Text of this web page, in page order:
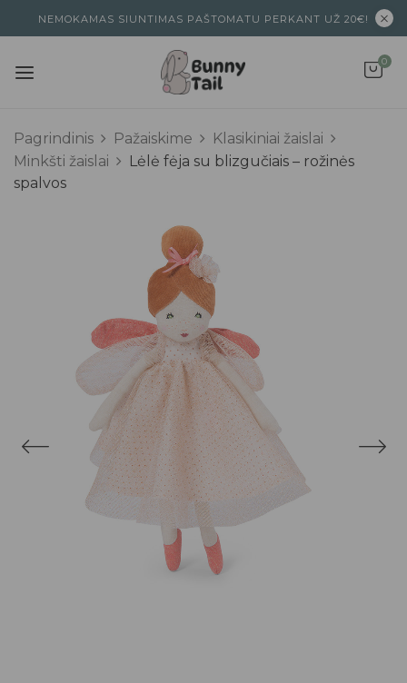
NEMOKAMAS SIUNTIMAS PAŠTOMATU PERKANT UŽ 20€!
0
Pagrindinis Pažaiskime
Klasikiniai žaislai
Minkšti žaislai
Lėlė fėja su blizgučiais – rožinės
spalvos